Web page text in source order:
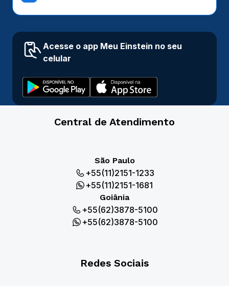
Acesse o app Meu Einstein no seu
celular
Central de Atendimento
São Paulo
+55(11)2151-1233
+55(11)2151-1681
Goiânia
+55(62)3878-5100
+55(62)3878-5100
Redes Sociais